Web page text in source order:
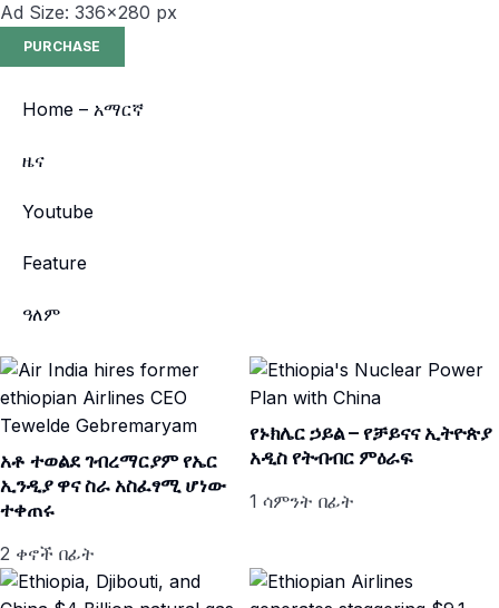
Ad Size: 336x280 px
PURCHASE
Home – አማርኛ
ዜና
Youtube
Feature
ዓለም
አቶ ተወልደ ገብረማርያም የኤር
ኢንዲያ ዋና ስራ አስፈፃሚ ሆነው
ተቀጠሩ
2 ቀኖች በፊት
የኑክሌር ኃይል – የቻይናና ኢትዮጵያ
አዲስ የትብብር ምዕራፍ
1 ሳምንት በፊት